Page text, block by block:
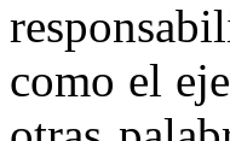
como el